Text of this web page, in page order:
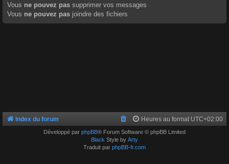
Vous ne pouvez pas supprimer vos messages
Vous ne pouvez pas joindre des fichiers
Index du forum Heures au format UTC+02:00
Développé par phpBB® Forum Software © phpBB Limited
Black Style by Arty
Traduit par phpBB-fr.com